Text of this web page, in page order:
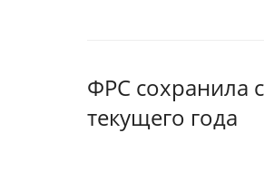
ФРС сохранила
текущего года